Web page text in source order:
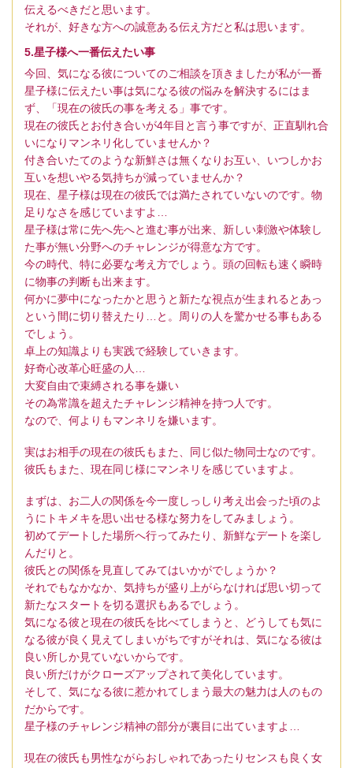
伝えるべきだと思います。
それが、好きな方への誠意ある伝え方だと私は思います。
5.星子様へ一番伝えたい事
今回、気になる彼についてのご相談を頂きましたが私が一番
星子様に伝えたい事は気になる彼の悩みを解決するにはま
ず、「現在の彼氏の事を考える」事です。
現在の彼氏とお付き合いが4年目と言う事ですが、正直馴れ合
いになりマンネリ化していませんか？
付き合いたてのような新鮮さは無くなりお互い、いつしかお
互いを想いやる気持ちが減っていませんか？
現在、星子様は現在の彼氏では満たされていないのです。物
足りなさを感じていますよ…
星子様は常に先へ先へと進む事が出来、新しい刺激や体験し
た事が無い分野へのチャレンジが得意な方です。
今の時代、特に必要な考え方でしょう。頭の回転も速く瞬時
に物事の判断も出来ます。
何かに夢中になったかと思うと新たな視点が生まれるとあっ
という間に切り替えたり…と。周りの人を驚かせる事もある
でしょう。
卓上の知識よりも実践で経験していきます。
好奇心改革心旺盛の人…
大変自由で束縛される事を嫌い
その為常識を超えたチャレンジ精神を持つ人です。
なので、何よりもマンネリを嫌います。
実はお相手の現在の彼氏もまた、同じ似た物同士なのです。
彼氏もまた、現在同じ様にマンネリを感じていますよ。
まずは、お二人の関係を今一度しっしり考え出会った頃のよ
うにトキメキを思い出せる様な努力をしてみましょう。
初めてデートした場所へ行ってみたり、新鮮なデートを楽し
んだりと。
彼氏との関係を見直してみてはいかがでしょうか？
それでもなかなか、気持ちが盛り上がらなければ思い切って
新たなスタートを切る選択もあるでしょう。
気になる彼と現在の彼氏を比べてしまうと、どうしても気に
なる彼が良く見えてしまいがちですがそれは、気になる彼は
良い所しか見ていないからです。
良い所だけがクローズアップされて美化しています。
そして、気になる彼に惹かれてしまう最大の魅力は人のもの
だからです。
星子様のチャレンジ精神の部分が裏目に出ていますよ…
現在の彼氏も男性ながらおしゃれであったりセンスも良く女